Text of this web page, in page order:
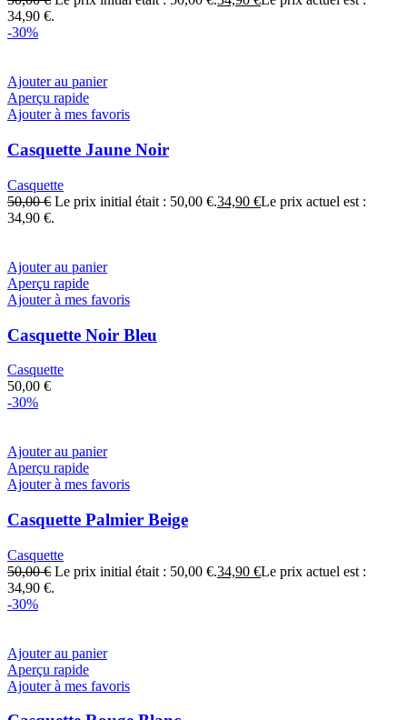
34,90 €.
-30%
Ajouter au panier
Aperçu rapide
Ajouter à mes favoris
Casquette Jaune Noir
Casquette
50,00€ Le prix initial était : 50,00 €.34,90 €Le prix actuel est :
34,90 €.
Ajouter au panier
Aperçu rapide
Ajouter à mes favoris
Casquette Noir Bleu
Casquette
50,00 €
-30%
Ajouter au panier
Aperçu rapide
Ajouter à mes favoris
Casquette Palmier Beige
Casquette
50,00€ Le prix initial était : 50,00 €.34,90 €Le prix actuel est :
34,90 €.
-30%
Ajouter au panier
Aperçu rapide
Ajouter à mes favoris